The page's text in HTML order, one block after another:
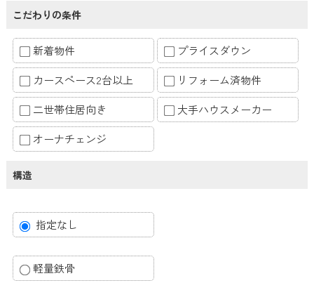
こだわりの条件
新着物件
プライスダウン
カースペース2台以上
リフォーム済物件
二世帯住居向き
大手ハウスメーカー
オーナチェンジ
構造
指定なし
軽量鉄骨